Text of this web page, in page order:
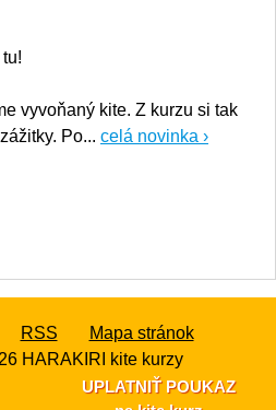
vyvoňaný kite. Z kurzu si tak
Po... celá novinka ›
RSS
Mapa stránok
HARAKIRI kite kurzy
UPLATNIŤ POUKAZ